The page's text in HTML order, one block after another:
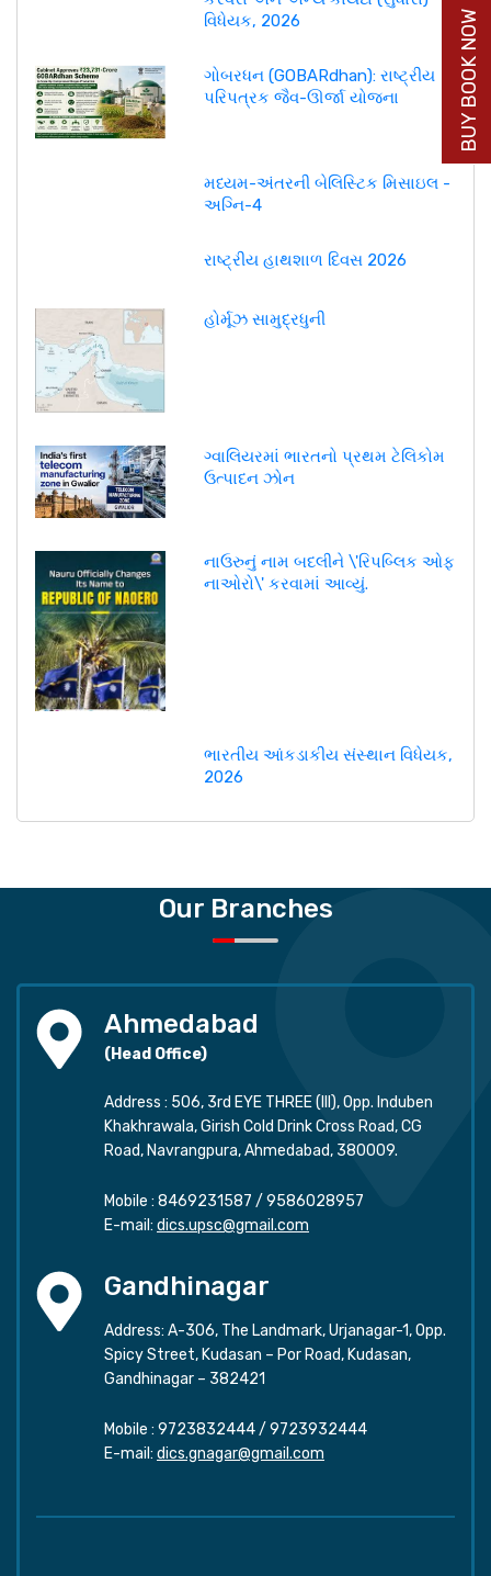
વિધેયક, 2026
ગોબરધન (GOBARdhan): રાષ્ટ્રીય
પરિપત્રક જૈવ-ઊર્જા યોજના
મધ્યમ-અંતરની બેલિસ્ટિક મિસાઇલ -
અગ્નિ-4
રાષ્ટ્રીય હાથશાળ દિવસ 2026
હોર્મૂઝ સામુદ્રધુની
ગ્વાલિયરમાં ભારતનો પ્રથમ ટેલિકોમ
ઉત્પાદન ઝોન
નાઉરુનું નામ બદલીને \'રિપબ્લિક ઓફ
નાઓરો\' કરવામાં આવ્યું.
ભારતીય આંકડાકીય સંસ્થાન વિધેયક,
2026
Our Branches
Ahmedabad
(Head Office)
Address : 506, 3rd EYE THREE (III), Opp. Induben
Khakhrawala, Girish Cold Drink Cross Road, CG
Road, Navrangpura, Ahmedabad, 380009.
Mobile : 8469231587 / 9586028957
E-mail: dics.upsc@gmail.com
Gandhinagar
Address: A-306, The Landmark, Urjanagar-1, Opp.
Spicy Street, Kudasan – Por Road, Kudasan,
Gandhinagar – 382421
Mobile : 9723832444/ 9723932444
E-mail: dics.gnagar@gmail.com
BUY BOOK NOW